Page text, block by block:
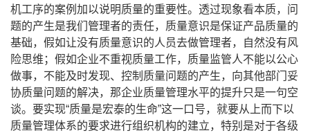
机工序的案例加以说明质量的重要性。透过现象看本质，问
题的产生是我们管理者的责任，质量意识是保证产品质量的
基础，假如让没有质量意识的人员去做管理者，自然没有风
险思维；假如企业不重视质量工作，质量监管人不能以公心
做事，不能及时发现、控制质量问题的产生，向其他部门妥
协质量问题的解决，那企业质量管理水平的提升只是一句空
谈。要实现“质量是宏泰的生命”这一口号，就要从上而下以
质量管理体系的要求进行组织机构的建立，特别是对于各级